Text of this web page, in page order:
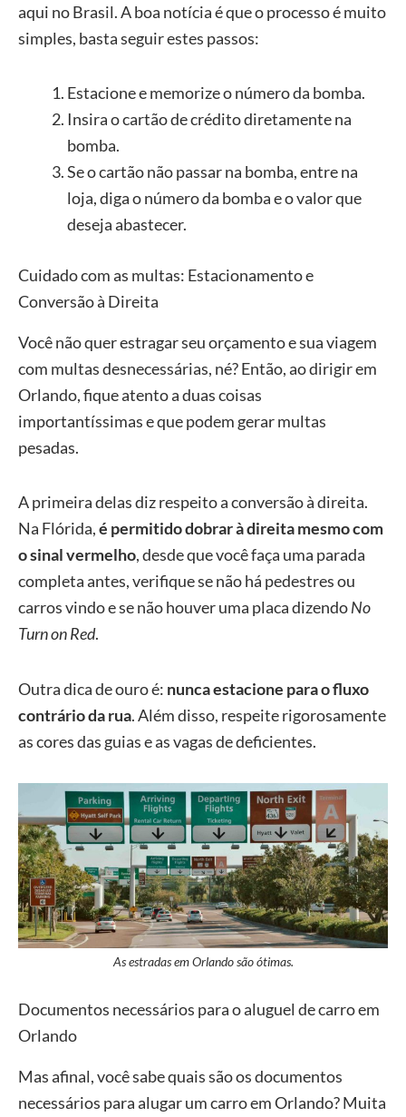
aqui no Brasil. A boa notícia é que o processo é muito
simples, basta seguir estes passos:
Estacione e memorize o número da bomba.
Insira o cartão de crédito diretamente na
bomba.
Se o cartão não passar na bomba, entre na
loja, diga o número da bomba e o valor que
deseja abastecer.
Cuidado com as multas: Estacionamento e
Conversão à Direita
Você não quer estragar seu orçamento e sua viagem
com multas desnecessárias, né? Então, ao dirigir em
Orlando, fique atento a duas coisas
importantíssimas e que podem gerar multas
pesadas.
A primeira delas diz respeito a conversão à direita.
Na Flórida,é permitido dobrar à direita mesmo com
o sinal vermelho, desde que você faça uma parada
completa antes, verifique se não há pedestres ou
carros vindo e se não houver uma placa dizendoNo
Turn on Red.
Outra dica de ouro é: nunca estacione para o fluxo
contrário da rua. Além disso, respeite rigorosamente
as cores das guias e as vagas de deficientes.
As estradas em Orlando são ótimas.
Documentos necessários para o aluguel de carro em
Orlando
Mas afinal, você sabe quais são os documentos
necessários para alugar um carro em Orlando? Muita